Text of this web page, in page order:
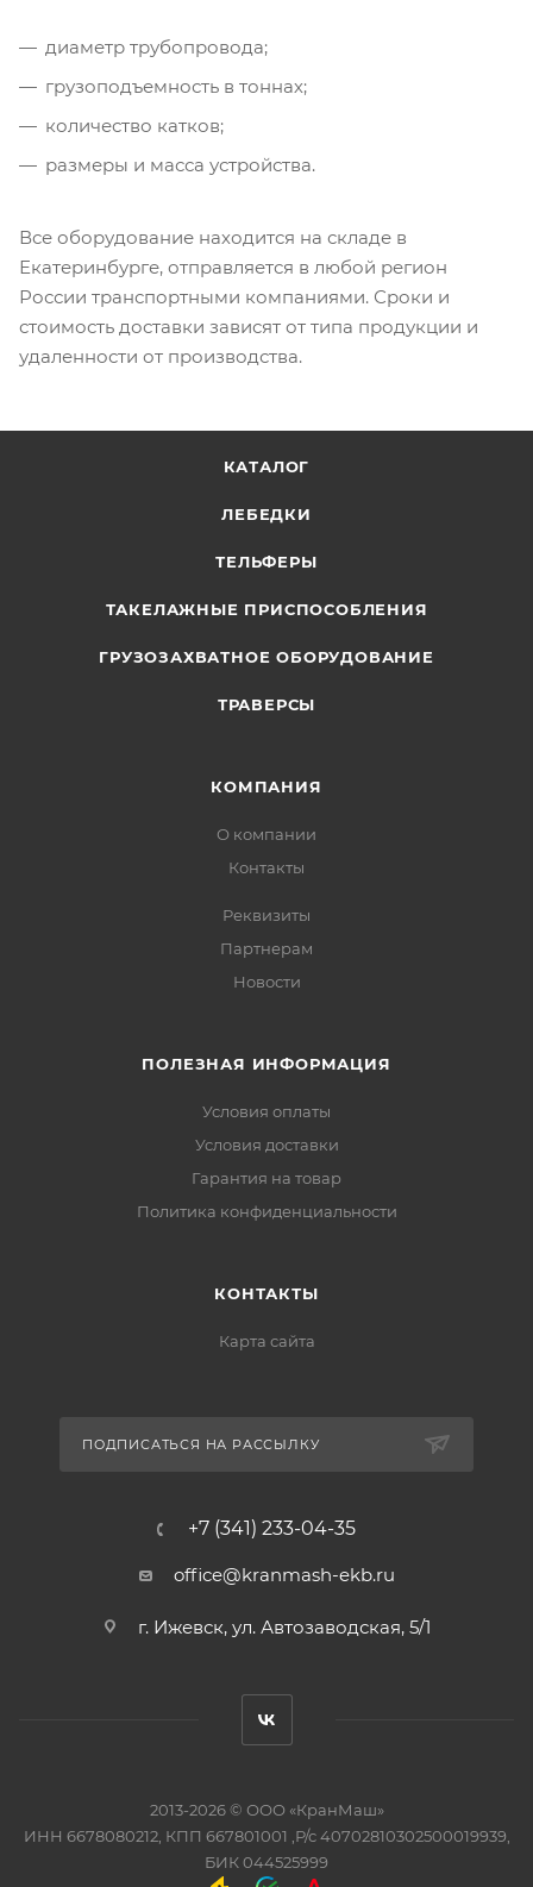
диаметр трубопровода;
грузоподъемность в тоннах;
количество катков;
размеры и масса устройства.
Все оборудование находится на складе в
Екатеринбурге, отправляется в любой регион
России транспортными компаниями. Сроки и
стоимость доставки зависят от типа продукции и
удаленности от производства.
КАТАЛОГ
ЛЕБЕДКИ
ТЕЛЬФЕРЫ
ТАКЕЛАЖНЫЕ ПРИСПОСОБЛЕНИЯ
ГРУЗОЗАХВАТНОЕ ОБОРУДОВАНИЕ
ТРАВЕРСЫ
КОМПАНИЯ
О компании
Контакты
Реквизиты
Партнерам
Новости
ПОЛЕЗНАЯ ИНФОРМАЦИЯ
Условия оплаты
Условия доставки
Гарантия на товар
Политика конфиденциальности
КОНТАКТЫ
Карта сайта
ПОДПИСАТЬСЯ НА РАССЫЛКУ
+7 (341) 233-04-35
office@kranmash-ekb.ru
г. Ижевск, ул. Автозаводская, 5/1
2013-2026 © ООО «КранМаш»
ИНН 6678080212, КПП 667801001 ,Р/с 40702810302500019939,
БИК 044525999